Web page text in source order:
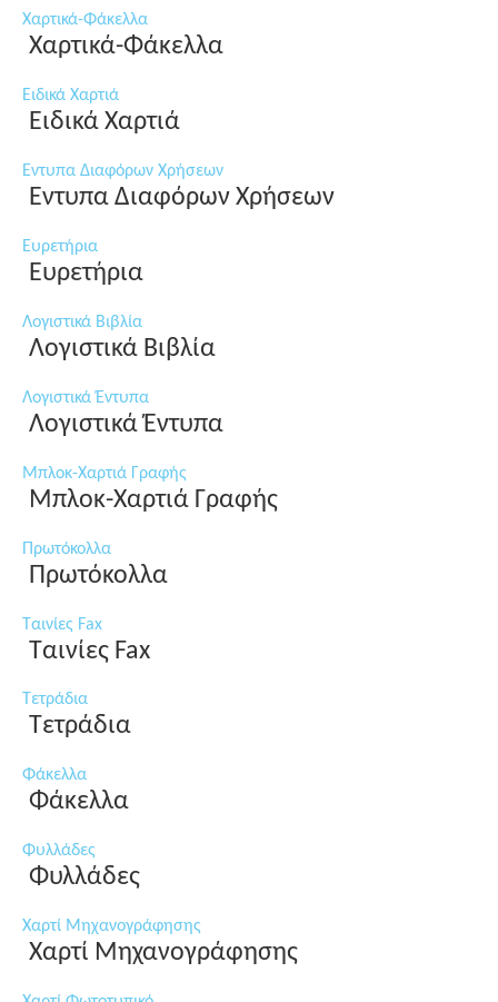
Χαρτικά-Φάκελλα
Χαρτικά-Φάκελλα
Ειδικά Χαρτιά
Ειδικά Χαρτιά
Εντυπα Διαφόρων Χρήσεων
Εντυπα Διαφόρων Χρήσεων
Ευρετήρια
Ευρετήρια
Λογιστικά Βιβλία
Λογιστικά Βιβλία
Λογιστικά Έντυπα
Λογιστικά Έντυπα
Μπλοκ-Χαρτιά Γραφής
Μπλοκ-Χαρτιά Γραφής
Πρωτόκολλα
Πρωτόκολλα
Ταινίες Fax
Ταινίες Fax
Τετράδια
Τετράδια
Φάκελλα
Φάκελλα
Φυλλάδες
Φυλλάδες
Χαρτί Μηχανογράφησης
Χαρτί Μηχανογράφησης